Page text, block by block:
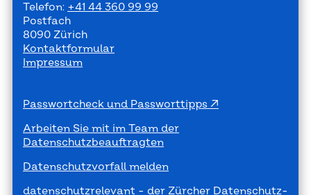
Telefon: +41 44 360 99 99
Postfach
8090 Zürich
Kontaktformular
Impressum
Passwortcheck und Passworttipps
Arbeiten Sie mit im Team der
Datenschutzbeauftragten
Datenschutzvorfall melden
datenschutzrelevant - der Zürcher Datenschutz-